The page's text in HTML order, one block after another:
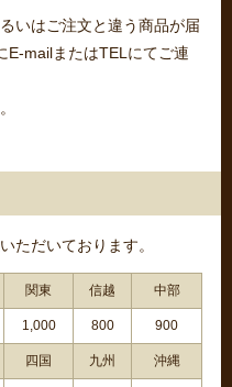
いはご注文と違う商品が届
E-mailまたはTELにてご連
ただいております。
関東 信越 中部
1,000 800 900
四国 九州 沖縄